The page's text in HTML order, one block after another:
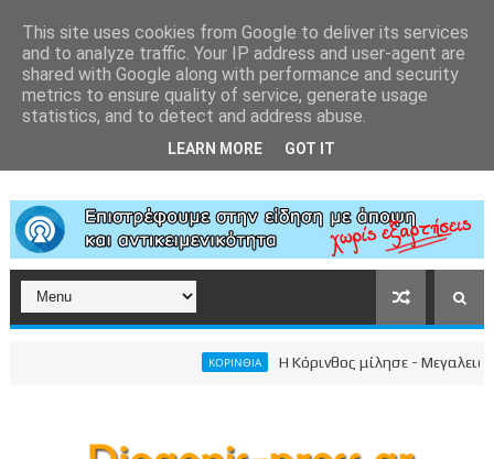
ΚΟΡΙΝΘΙΑ Η Κόρινθος μίλησε - Μεγαλειώδης
This site uses cookies from Google to deliver its services
and to analyze traffic. Your IP address and user-agent are
shared with Google along with performance and security
metrics to ensure quality of service, generate usage
statistics, and to detect and address abuse.
LEARN MORE GOT IT